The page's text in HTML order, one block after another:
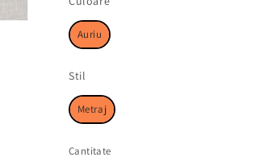
Auriu
Stil
Metraj
Cantitate